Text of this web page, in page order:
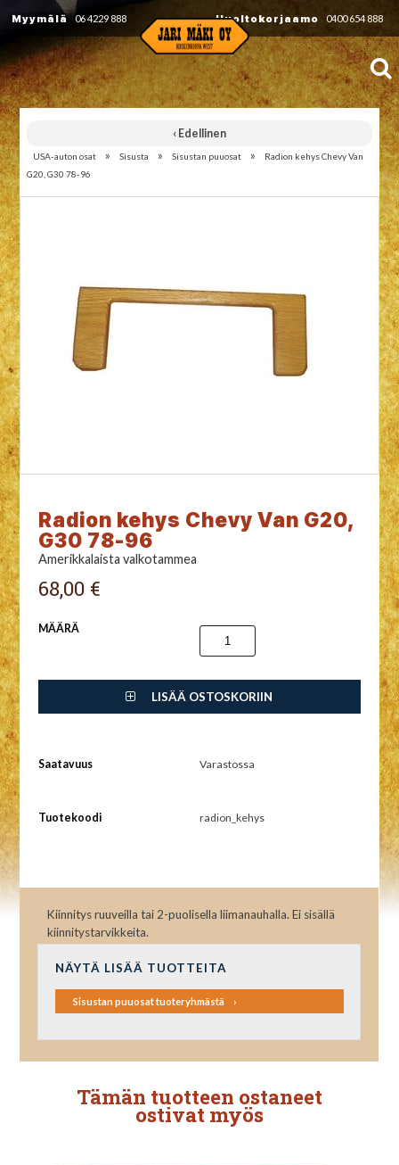
Myymälä 06 4229 888 Huoltokorjaamo 0400 654 888
‹ Edellinen
USA-auton osat » Sisusta » Sisustan puuosat »
Radion kehys Chevy Van
G20, G30 78-96
Radion kehys Chevy Van G20,
G30 78-96
Amerikkalaista valkotammea
68,00 €
MÄÄRÄ
LISÄÄ OSTOSKORIIN
Saatavuus Varastossa
Tuotekoodi radion_kehys
Kiinnitys ruuveilla tai 2-puolisella liimanauhalla. Ei sisällä
kiinnitystarvikkeita.
NÄYTÄ LISÄÄ TUOTTEITA
Sisustan puuosat tuoteryhmästä
Tämän tuotteen ostaneet
ostivat myös